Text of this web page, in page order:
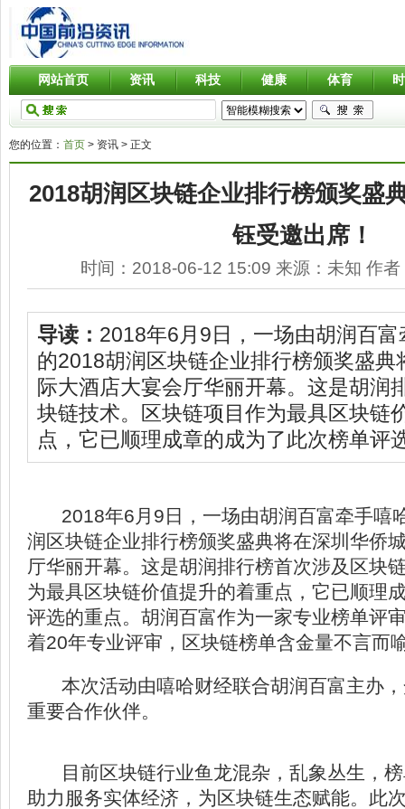
网站首页 资讯 科技 健康 体育
您的位置： 首页 > 资讯 > 正文
2018胡润区块链企业排行榜颁奖盛
钰受邀出席！
时间： 2018-06-12 15:09 来源： 未知 作者
导读： 2018年6月9日，一场由胡润百
的2018胡润区块链企业排行榜颁奖盛典
际大酒店大宴会厅华丽开幕。这是胡润
块链技术。区块链项目作为最具区块链
点，它已顺理成章的成为了此次榜单评
2018年6月9日，一场由胡润百富牵手嘻
润区块链企业排行榜颁奖盛典将在深圳华侨
厅华丽开幕。这是胡润排行榜首次涉及区块
为最具区块链价值提升的着重点，它已顺理
评选的重点。胡润百富作为一家专业榜单评
着20年专业评审，区块链榜单含金量不言而
本次活动由嘻哈财经联合胡润百富主办
重要合作伙伴。
目前区块链行业鱼龙混杂，乱象丛生，榜
助力服务实体经济，为区块链生态赋能。此